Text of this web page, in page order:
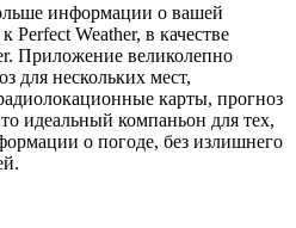
информации о вашей
Perfect Weather, в качестве
Приложение великолепно
для нескольких мест,
карты, прогноз
идеальный компаньон для тех,
о погоде, без излишнего